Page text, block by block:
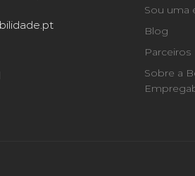
Sou uma
Blog
Parceiros
Sobre a